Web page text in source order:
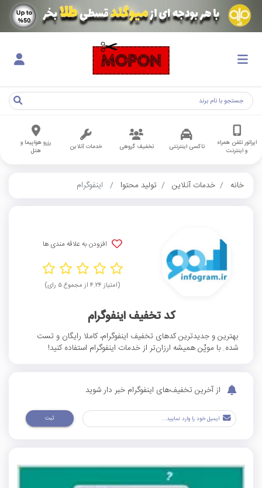
اپراتور تلفن همراه
و اینترنت
تاکسی اینترنتی تخفیف گروهی خدمات آنلاین
رزرو هواپیما و
هتل
خانه خدمات آنلاین تولید محتوا اینفوگرام
افزودن به علاقه مندی ها
(امتیاز ۴.۲۴ از مجموع ۵ رای)
کد تخفیف اینفوگرام
بهترین و جدیدترین کدهای تخفیف اینفوگرام، کاملا رایگان و تست
شده. با موپُن همیشه ارزان‌تر از خدمات اینفوگرام استفاده کنید!
از آخرین تخفیف‌های اینفوگرام خبر دار شوید
ثبت